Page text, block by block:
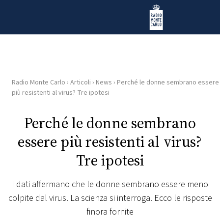
Radio Monte Carlo
HOME
RADIO
WEB
PLAYLIST
Radio Monte Carlo › Articoli › News › Perché le donne sembrano essere
più resistenti al virus? Tre ipotesi
Perché le donne sembrano
essere più resistenti al virus?
Tre ipotesi
I dati affermano che le donne sembrano essere meno
colpite dal virus. La scienza si interroga. Ecco le risposte
finora fornite